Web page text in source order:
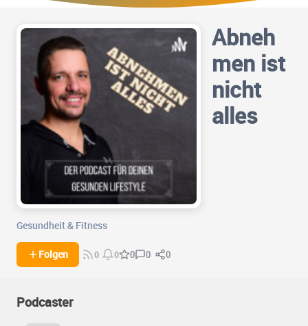
Abneh
men ist
nicht
alles
Gesundheit & Fitness
Folgen 0 0 0 0 0
Podcaster